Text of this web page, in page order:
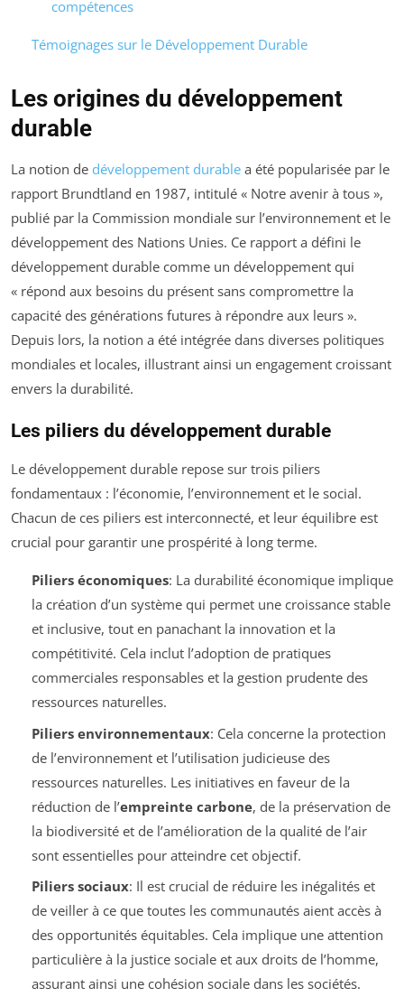
compétences
Témoignages sur le Développement Durable
Les origines du développement
durable
La notion de développement durable a été popularisée par le
rapport Brundtland en 1987, intitulé « Notre avenir à tous »,
publié par la Commission mondiale sur l’environnement et le
développement des Nations Unies. Ce rapport a défini le
développement durable comme un développement qui
« répond aux besoins du présent sans compromettre la
capacité des générations futures à répondre aux leurs ».
Depuis lors, la notion a été intégrée dans diverses politiques
mondiales et locales, illustrant ainsi un engagement croissant
envers la durabilité.
Les piliers du développement durable
Le développement durable repose sur trois piliers
fondamentaux : l’économie, l’environnement et le social.
Chacun de ces piliers est interconnecté, et leur équilibre est
crucial pour garantir une prospérité à long terme.
Piliers économiques: La durabilité économique implique
la création d’un système qui permet une croissance stable
et inclusive, tout en panachant la innovation et la
compétitivité. Cela inclut l’adoption de pratiques
commerciales responsables et la gestion prudente des
ressources naturelles.
Piliers environnementaux: Cela concerne la protection
de l’environnement et l’utilisation judicieuse des
ressources naturelles. Les initiatives en faveur de la
réduction de l’empreinte carbone, de la préservation de
la biodiversité et de l’amélioration de la qualité de l’air
sont essentielles pour atteindre cet objectif.
Piliers sociaux: Il est crucial de réduire les inégalités et
de veiller à ce que toutes les communautés aient accès à
des opportunités équitables. Cela implique une attention
particulière à la justice sociale et aux droits de l’homme,
assurant ainsi une cohésion sociale dans les sociétés.